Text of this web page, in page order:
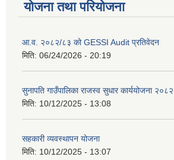
योजना तथा परियोजना
आ.व. २०८२/८३ को GESSI Audit प्रतिवेदन
मिति: 06/24/2026 - 20:19
सुनापति गाउँपालिका राजस्व सुधार कार्ययोजना २०८२
मिति: 10/12/2025 - 13:08
सहकारी व्यवस्थापन योजना
मिति: 10/12/2025 - 13:07